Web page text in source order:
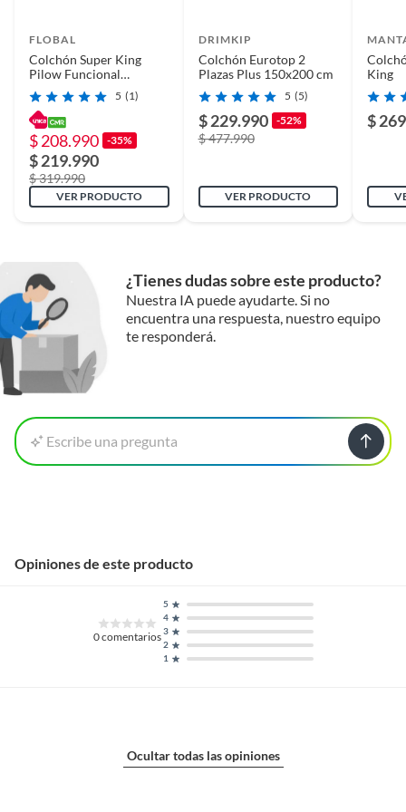
Complementa tu Compra
Para complementar tu nueva cama, te recomendamos
considerar respaldos, para agregar un toque extra de
comodidad y estilo a tu cama. Los clósets son ideales para
mantener tu ropa y accesorios organizados, creando un
personales, como libros o una lámpara, creando un
espacio acogedor y funcional.
Manuales y documentos
Manual de Armado
FLOBAL
Colchón Super King
Pilow Funcional
200x200x28cm 5 (1)
$ 208.990 -35%
$ 219.990
$ 319.990
VER PRODUCTO
DRIMKIP
Colchón Eurotop 2
Plazas Plus 150x200 cm
5 (5)
$ 229.990 -52%
$ 477.990
VER PRODUCTO
King
$
¿Tienes dudas sobre este producto?
Nuestra IA puede ayudarte. Si no
encuentra una respuesta, nuestro equipo
te responderá.
Escribe una pregunta
Opiniones de este producto
0comentarios
1
2
3
4
5
Ocultar todas las opiniones